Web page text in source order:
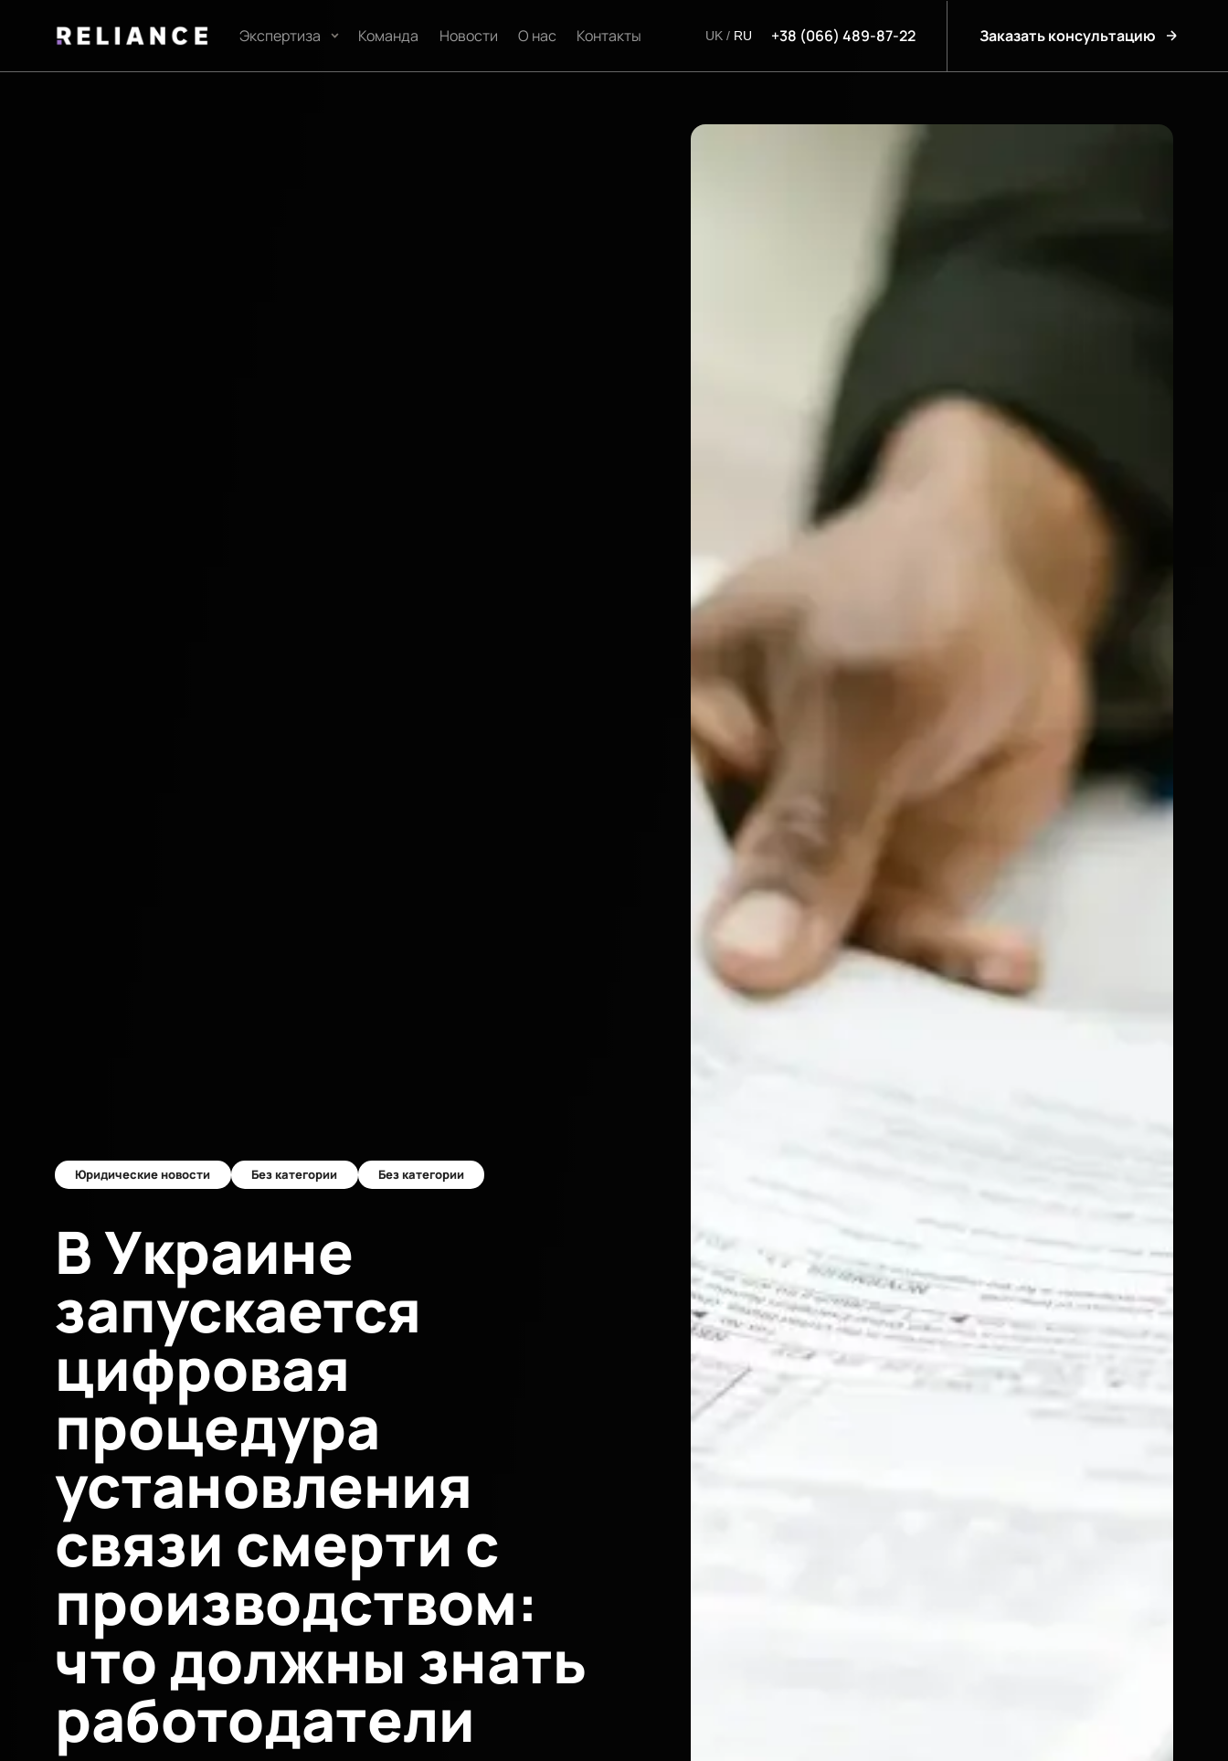
Экспертиза Команда Новости О нас Контакты UK / RU +38 (066) 489-87-22 Заказать консультацию
Юридические новости Без категории Без категории
В Украине
запускается
цифровая
процедура
установления
связи смерти с
производством:
что должны знать
работодатели